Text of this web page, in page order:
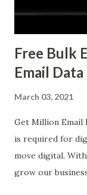
Free Bulk
Email
March 03, 2021
Get Million Email
is required for
move digital.
grow our